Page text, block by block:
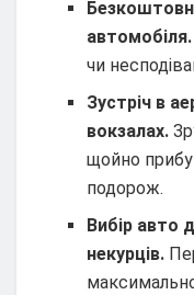
автомобіля.
чи
Зустріч в
вокзалах.
щойно
подорож.
Вибір авто
некурців.